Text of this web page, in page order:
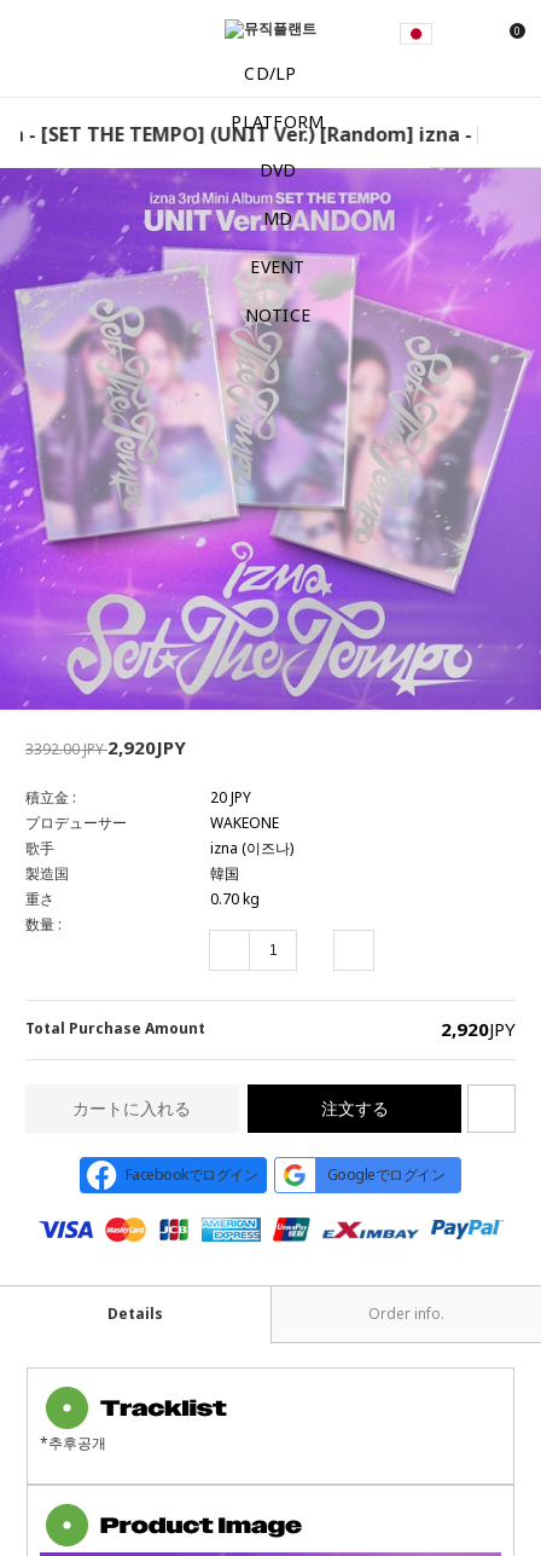
0
CD/LP
PLATFORM
DVD
MD
EVENT
NOTICE
- [SET THE TEMPO] (UNIT Ver.) [Random] izna - [SET
3392.00 JPY2,920JPY
積立金 :
20 JPY
プロデューサー
WAKEONE
歌手
izna (이즈나)
製造国
韓国
重さ
0.70 kg
数量 :
Total Purchase Amount 2,920JPY
カートに入れる 注文する
Facebookでログイン Googleでログイン
Details Order info.
*추후공개